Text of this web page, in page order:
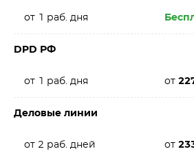
от 1 раб. дня
DPD РФ
от 1 раб. дня от
Деловые линии
от 2 раб. дней от